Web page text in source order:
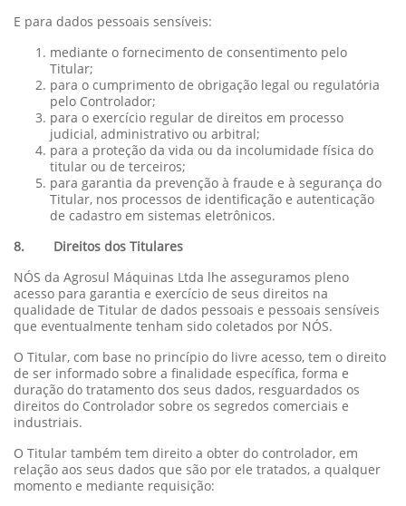
E para dados pessoais sensíveis:
mediante o fornecimento de consentimento pelo
Titular;
para o cumprimento de obrigação legal ou regulatória
pelo Controlador;
para o exercício regular de direitos em processo
judicial, administrativo ou arbitral;
para a proteção da vida ou da incolumidade física do
titular ou de terceiros;
para garantia da prevenção à fraude e à segurança do
Titular, nos processos de identificação e autenticação
de cadastro em sistemas eletrônicos.
8. Direitos dos Titulares
NÓS da Agrosul Máquinas Ltda lhe asseguramos pleno
acesso para garantia e exercício de seus direitos na
qualidade de Titular de dados pessoais e pessoais sensíveis
que eventualmente tenham sido coletados por NÓS.
O Titular, com base no princípio do livre acesso, tem o direito
de ser informado sobre a finalidade específica, forma e
duração do tratamento dos seus dados, resguardados os
direitos do Controlador sobre os segredos comerciais e
industriais.
O Titular também tem direito a obter do controlador, em
relação aos seus dados que são por ele tratados, a qualquer
momento e mediante requisição: